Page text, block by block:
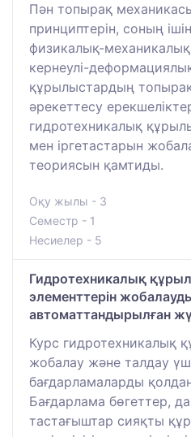
Пән топырақ
принциптерін, соның
физикалық-механикалық
кернеулі-
құрылыстардың топырақ
әрекеттесу
гидротехникалық
мен іргетастарын
теориясын қамтиды.
Оқу жылы - 3
Семестр - 1
Несиелер - 5
Гидротехникалық
элементтерін
автоматтандырылған
Курс гидротехникалық
жобалау және талдау
бағдарламаларды
Бағдарлама бөгеттер,
тастағыштар сияқты